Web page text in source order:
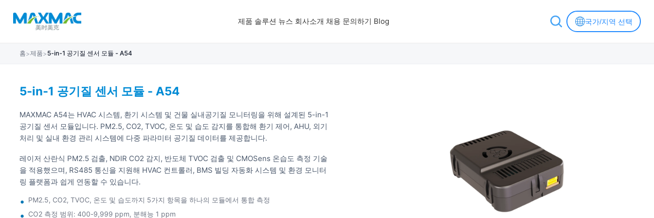
제품 솔루션 뉴스 회사소개 채용 문의하기 Blog 국가/지역 선택
홈>제품>5-in-1 공기질 센서 모듈 - A54
5-in-1 공기질 센서 모듈 - A54
MAXMAC A54는 HVAC 시스템, 환기 시스템 및 건물 실내공기질 모니터링을 위해 설계된 5-in-1
공기질 센서 모듈입니다. PM2.5, CO2, TVOC, 온도 및 습도 감지를 통합해 환기 제어, AHU, 외기
처리 및 실내 환경 관리 시스템에 다중 파라미터 공기질 데이터를 제공합니다.
레이저 산란식 PM2.5 검출, NDIR CO2 감지, 반도체 TVOC 검출 및 CMOSens 온습도 측정 기술
을 적용했으며, RS485 통신을 지원해 HVAC 컨트롤러, BMS 빌딩 자동화 시스템 및 환경 모니터
링 플랫폼과 쉽게 연동할 수 있습니다.
PM2.5, CO2, TVOC, 온도 및 습도까지 5가지 항목을 하나의 모듈에서 통합 측정
CO2 측정 범위: 400-9,999 ppm, 분해능 1 ppm